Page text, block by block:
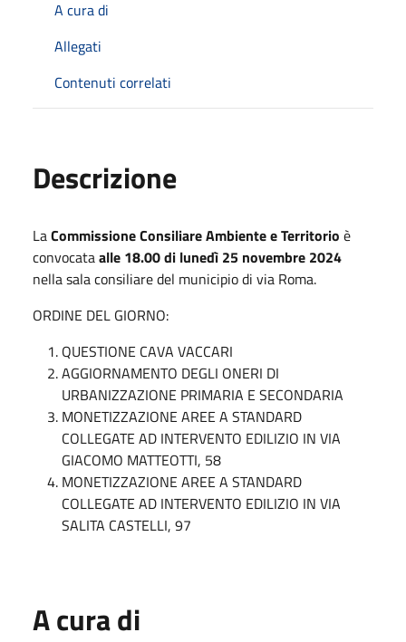
A cura di
Allegati
Contenuti correlati
Descrizione
LaCommissione Consiliare Ambiente e Territorio è
convocataalle 18.00 di lunedì 25 novembre 2024
nella sala consiliare del municipio di via Roma.
ORDINE DEL GIORNO:
QUESTIONE CAVA VACCARI
AGGIORNAMENTO DEGLI ONERI DI
URBANIZZAZIONE PRIMARIA E SECONDARIA
MONETIZZAZIONE AREE A STANDARD
COLLEGATE AD INTERVENTO EDILIZIO IN VIA
GIACOMO MATTEOTTI, 58
MONETIZZAZIONE AREE A STANDARD
COLLEGATE AD INTERVENTO EDILIZIO IN VIA
SALITA CASTELLI, 97
A cura di